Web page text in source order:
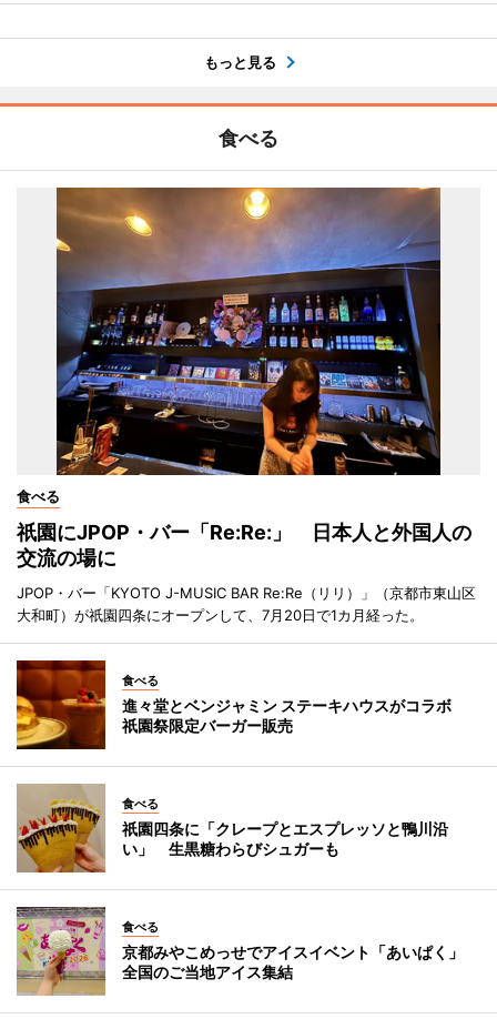
もっと見る
食べる
食べる
祇園にJPOP・バー「Re:Re:」 日本人と外国人の
交流の場に
JPOP・バー「KYOTO J-MUSIC BAR Re:Re（リリ）」（京都市東山区
大和町）が祇園四条にオープンして、7月20日で1カ月経った。
食べる
進々堂とベンジャミン ステーキハウスがコラボ
祇園祭限定バーガー販売
食べる
祇園四条に「クレープとエスプレッソと鴨川沿
い」 生黒糖わらびシュガーも
食べる
京都みやこめっせでアイスイベント「あいぱく」
全国のご当地アイス集結